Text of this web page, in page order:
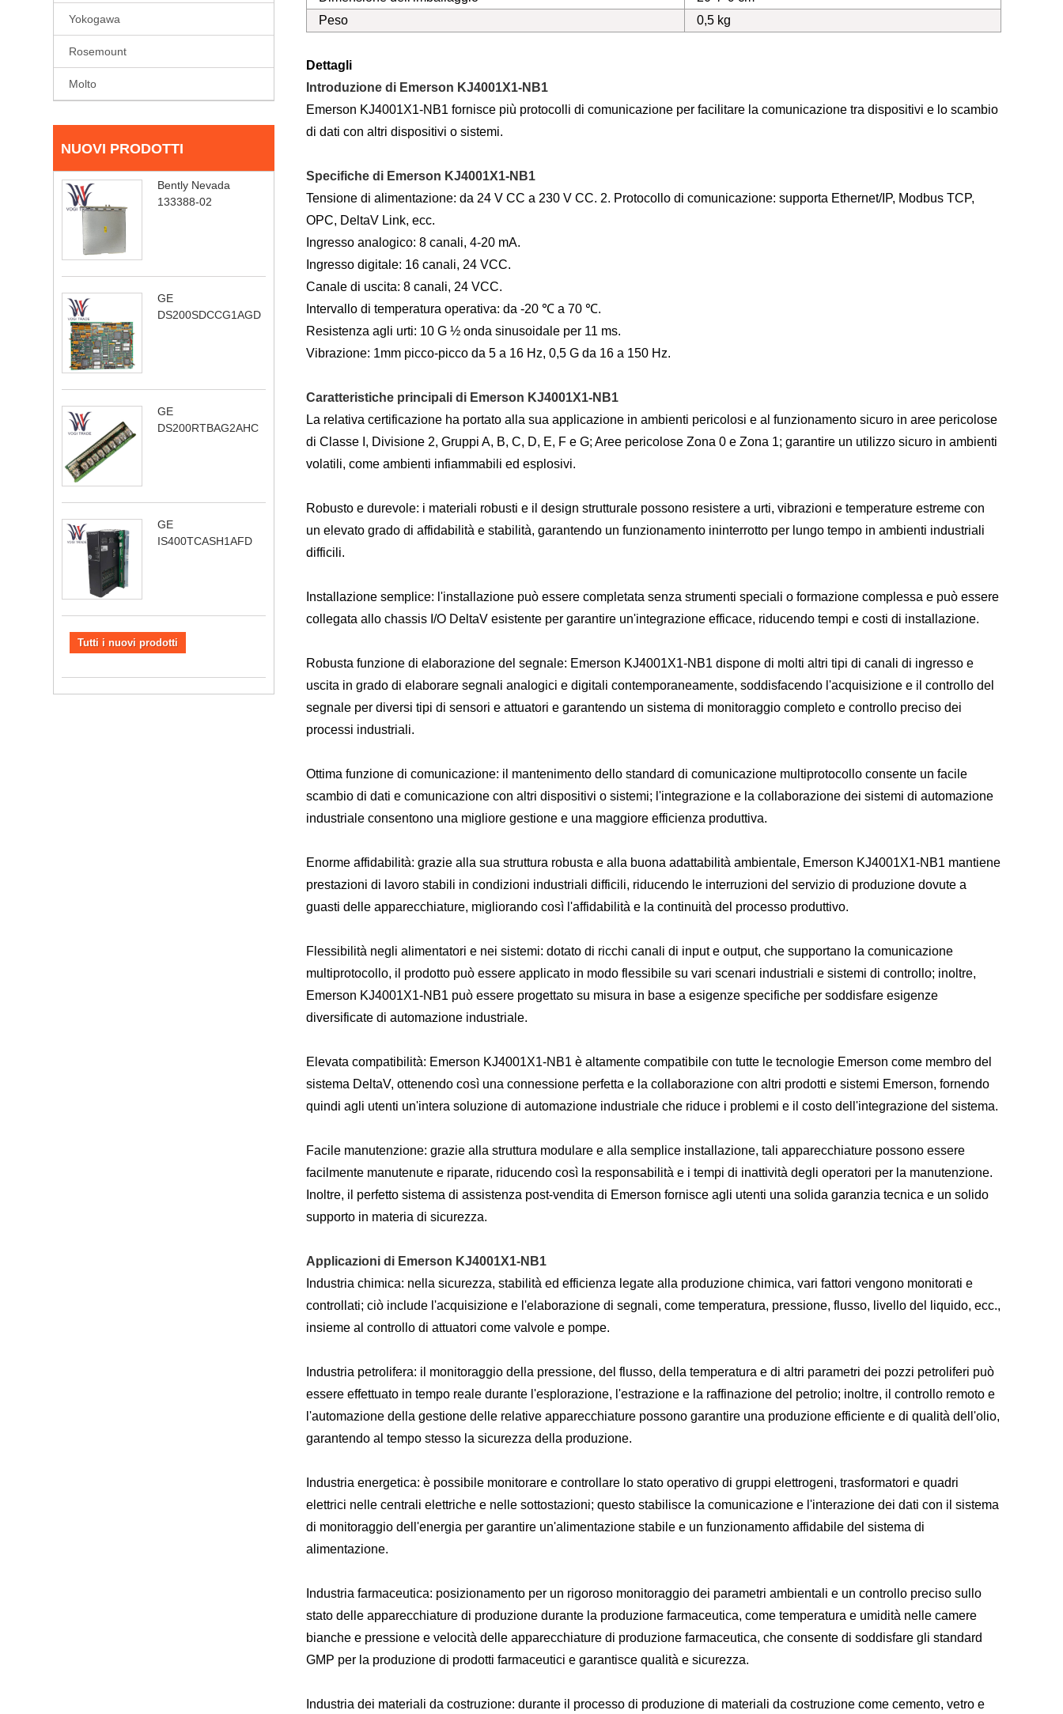
Yokogawa
Rosemount
Molto
NUOVI PRODOTTI
Bently Nevada
133388-02
GE
DS200SDCCG1AGD
GE
DS200RTBAG2AHC
GE
IS400TCASH1AFD
Tutti i nuovi prodotti
Peso
0,5 kg
Dettagli
Introduzione di Emerson KJ4001X1-NB1
Emerson KJ4001X1-NB1 fornisce più protocolli di comunicazione per facilitare la comunicazione tra dispositivi e lo scambio
di dati con altri dispositivi o sistemi.
Specifiche di Emerson KJ4001X1-NB1
Tensione di alimentazione: da 24 V CC a 230 V CC. 2. Protocollo di comunicazione: supporta Ethernet/IP, Modbus TCP,
OPC, DeltaV Link, ecc.
Ingresso analogico: 8 canali, 4-20 mA.
Ingresso digitale: 16 canali, 24 VCC.
Canale di uscita: 8 canali, 24 VCC.
Intervallo di temperatura operativa: da -20 ℃ a 70 ℃.
Resistenza agli urti: 10 G ½ onda sinusoidale per 11 ms.
Vibrazione: 1mm picco-picco da 5 a 16 Hz, 0,5 G da 16 a 150 Hz.
Caratteristiche principali di Emerson KJ4001X1-NB1
La relativa certificazione ha portato alla sua applicazione in ambienti pericolosi e al funzionamento sicuro in aree pericolose
di Classe I, Divisione 2, Gruppi A, B, C, D, E, F e G; Aree pericolose Zona 0 e Zona 1; garantire un utilizzo sicuro in ambienti
volatili, come ambienti infiammabili ed esplosivi.
Robusto e durevole: i materiali robusti e il design strutturale possono resistere a urti, vibrazioni e temperature estreme con
un elevato grado di affidabilità e stabilità, garantendo un funzionamento ininterrotto per lungo tempo in ambienti industriali
difficili.
Installazione semplice: l'installazione può essere completata senza strumenti speciali o formazione complessa e può essere
collegata allo chassis I/O DeltaV esistente per garantire un'integrazione efficace, riducendo tempi e costi di installazione.
Robusta funzione di elaborazione del segnale: Emerson KJ4001X1-NB1 dispone di molti altri tipi di canali di ingresso e
uscita in grado di elaborare segnali analogici e digitali contemporaneamente, soddisfacendo l'acquisizione e il controllo del
segnale per diversi tipi di sensori e attuatori e garantendo un sistema di monitoraggio completo e controllo preciso dei
processi industriali.
Ottima funzione di comunicazione: il mantenimento dello standard di comunicazione multiprotocollo consente un facile
scambio di dati e comunicazione con altri dispositivi o sistemi; l'integrazione e la collaborazione dei sistemi di automazione
industriale consentono una migliore gestione e una maggiore efficienza produttiva.
Enorme affidabilità: grazie alla sua struttura robusta e alla buona adattabilità ambientale, Emerson KJ4001X1-NB1 mantiene
prestazioni di lavoro stabili in condizioni industriali difficili, riducendo le interruzioni del servizio di produzione dovute a
guasti delle apparecchiature, migliorando così l'affidabilità e la continuità del processo produttivo.
Flessibilità negli alimentatori e nei sistemi: dotato di ricchi canali di input e output, che supportano la comunicazione
multiprotocollo, il prodotto può essere applicato in modo flessibile su vari scenari industriali e sistemi di controllo; inoltre,
Emerson KJ4001X1-NB1 può essere progettato su misura in base a esigenze specifiche per soddisfare esigenze
diversificate di automazione industriale.
Elevata compatibilità: Emerson KJ4001X1-NB1 è altamente compatibile con tutte le tecnologie Emerson come membro del
sistema DeltaV, ottenendo così una connessione perfetta e la collaborazione con altri prodotti e sistemi Emerson, fornendo
quindi agli utenti un'intera soluzione di automazione industriale che riduce i problemi e il costo dell'integrazione del sistema.
Facile manutenzione: grazie alla struttura modulare e alla semplice installazione, tali apparecchiature possono essere
facilmente manutenute e riparate, riducendo così la responsabilità e i tempi di inattività degli operatori per la manutenzione.
Inoltre, il perfetto sistema di assistenza post-vendita di Emerson fornisce agli utenti una solida garanzia tecnica e un solido
supporto in materia di sicurezza.
Applicazioni di Emerson KJ4001X1-NB1
Industria chimica: nella sicurezza, stabilità ed efficienza legate alla produzione chimica, vari fattori vengono monitorati e
controllati; ciò include l'acquisizione e l'elaborazione di segnali, come temperatura, pressione, flusso, livello del liquido, ecc.,
insieme al controllo di attuatori come valvole e pompe.
Industria petrolifera: il monitoraggio della pressione, del flusso, della temperatura e di altri parametri dei pozzi petroliferi può
essere effettuato in tempo reale durante l'esplorazione, l'estrazione e la raffinazione del petrolio; inoltre, il controllo remoto e
l'automazione della gestione delle relative apparecchiature possono garantire una produzione efficiente e di qualità dell'olio,
garantendo al tempo stesso la sicurezza della produzione.
Industria energetica: è possibile monitorare e controllare lo stato operativo di gruppi elettrogeni, trasformatori e quadri
elettrici nelle centrali elettriche e nelle sottostazioni; questo stabilisce la comunicazione e l'interazione dei dati con il sistema
di monitoraggio dell'energia per garantire un'alimentazione stabile e un funzionamento affidabile del sistema di
alimentazione.
Industria farmaceutica: posizionamento per un rigoroso monitoraggio dei parametri ambientali e un controllo preciso sullo
stato delle apparecchiature di produzione durante la produzione farmaceutica, come temperatura e umidità nelle camere
bianche e pressione e velocità delle apparecchiature di produzione farmaceutica, che consente di soddisfare gli standard
GMP per la produzione di prodotti farmaceutici e garantisce qualità e sicurezza.
Industria dei materiali da costruzione: durante il processo di produzione di materiali da costruzione come cemento, vetro e